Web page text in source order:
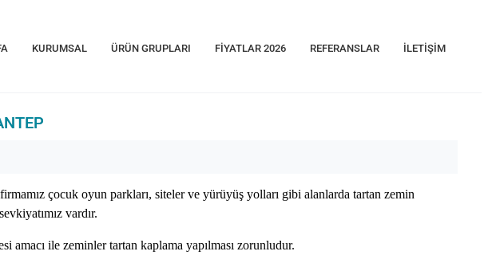
KURUMSAL ÜRÜN GRUPLARI FIYATLAR 2026 REFERANSLAR İLETIŞIM
çocuk oyun parkları, siteler ve yürüyüş yolları gibi alanlarda tartan zemin
vardır.
amacı ile zeminler tartan kaplama yapılması zorunludur.